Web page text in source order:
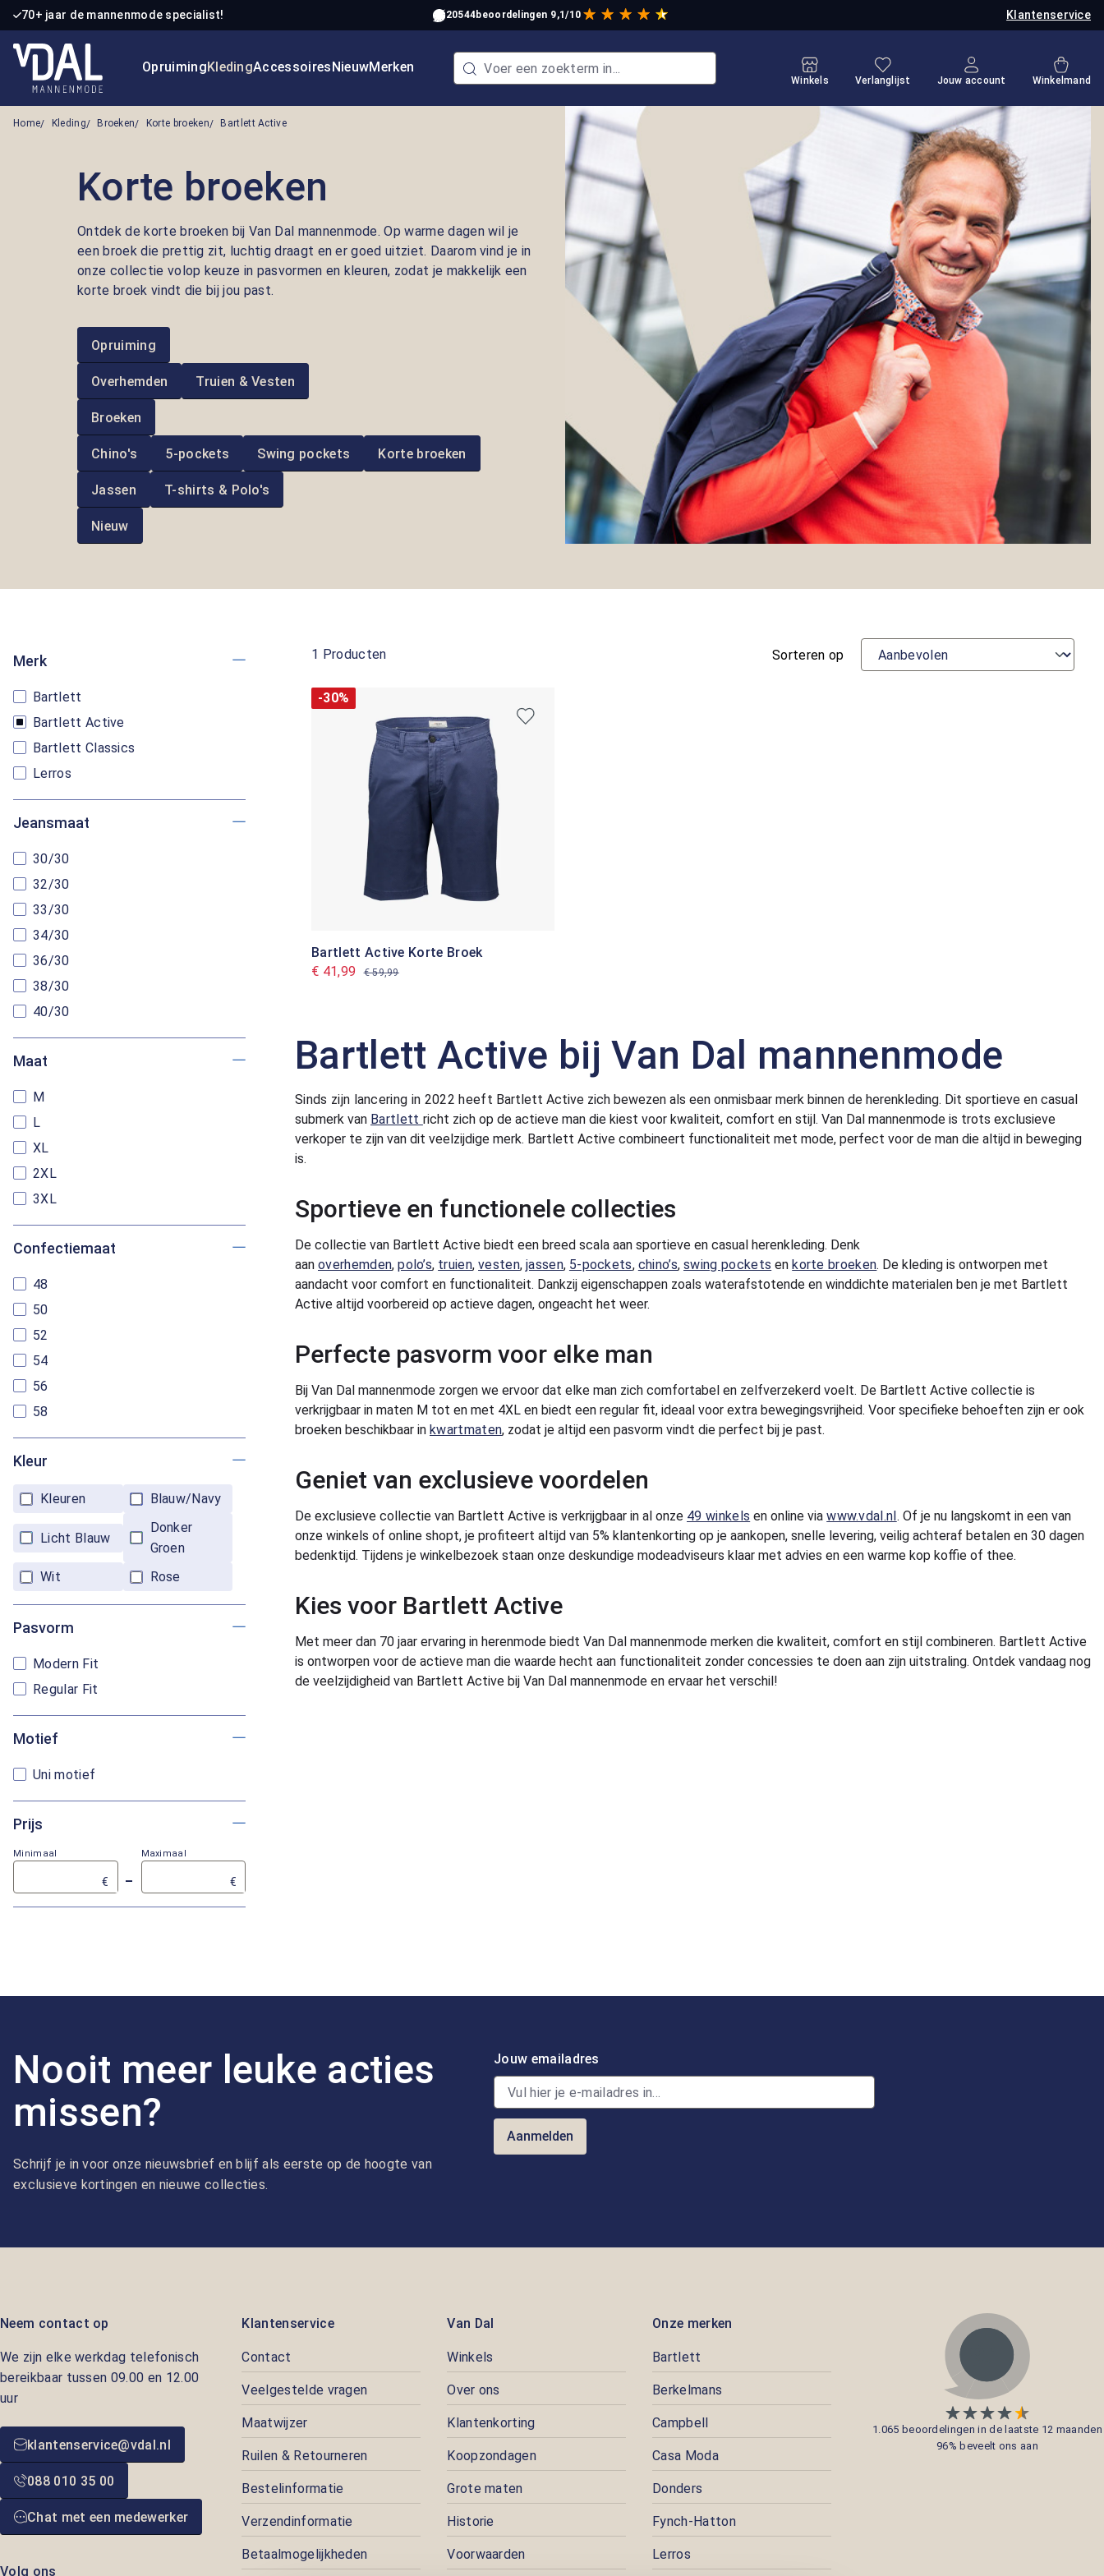
de hoofdinhoud
Ga naar de zoekopdracht
Ga naar de hoofdnavigatie
70+ jaar de mannenmode specialist! Klantenservice
20544beoordelingen 9,1/10
OpruimingKledingAccessoiresNieuwMerken
Winkels
Je hebt 0 items op je verlanglijstje
Verlanglijst Jouw account Winkelmand
Home Kleding Broeken Korte broeken Bartlett Active
Korte broeken
Ontdek de korte broeken bij Van Dal mannenmode. Op warme dagen wil je
een broek die prettig zit, luchtig draagt en er goed uitziet. Daarom vind je in
onze collectie volop keuze in pasvormen en kleuren, zodat je makkelijk een
korte broek vindt die bij jou past.
Opruiming
Overhemden Truien & Vesten
Broeken
Chino's 5-pockets Swing pockets Korte broeken
Jassen T-shirts & Polo's
Nieuw
Merk
Bartlett
Bartlett Active
Bartlett Classics
Lerros
Jeansmaat
30/30
32/30
33/30
34/30
36/30
38/30
40/30
Maat
M
L
XL
2XL
3XL
Confectiemaat
48
50
52
54
56
58
Kleur
Kleuren Blauw/Navy
Licht Blauw
Donker
Groen
Wit
Rose
Pasvorm
Modern Fit
Regular Fit
Motief
Uni motief
Prijs
Minimaal
€ –
Maximaal
€
1 Producten Sorteren op
-30%
Bartlett Active Korte Broek
€ 41,99
€ 59,99
Bartlett Active bij Van Dal mannenmode
Sinds zijn lancering in 2022 heeft Bartlett Active zich bewezen als een onmisbaar merk binnen de herenkleding. Dit sportieve en casual
submerk van Bartlett richt zich op de actieve man die kiest voor kwaliteit, comfort en stijl. Van Dal mannenmode is trots exclusieve
verkoper te zijn van dit veelzijdige merk. Bartlett Active combineert functionaliteit met mode, perfect voor de man die altijd in beweging
is.
Sportieve en functionele collecties
De collectie van Bartlett Active biedt een breed scala aan sportieve en casual herenkleding. Denk
aan overhemden,polo’s, truien,vesten, jassen, 5-pockets, chino’s,swing pockets en korte broeken. De kleding is ontworpen met
aandacht voor comfort en functionaliteit. Dankzij eigenschappen zoals waterafstotende en winddichte materialen ben je met Bartlett
Active altijd voorbereid op actieve dagen, ongeacht het weer.
Perfecte pasvorm voor elke man
Bij Van Dal mannenmode zorgen we ervoor dat elke man zich comfortabel en zelfverzekerd voelt. De Bartlett Active collectie is
verkrijgbaar in maten M tot en met 4XL en biedt een regular fit, ideaal voor extra bewegingsvrijheid. Voor specifieke behoeften zijn er ook
broeken beschikbaar in kwartmaten, zodat je altijd een pasvorm vindt die perfect bij je past.
Geniet van exclusieve voordelen
De exclusieve collectie van Bartlett Active is verkrijgbaar in al onze 49 winkels en online viawww.vdal.nl . Of je nu langskomt in een van
onze winkels of online shopt, je profiteert altijd van 5% klantenkorting op je aankopen, snelle levering, veilig achteraf betalen en 30 dagen
bedenktijd. Tijdens je winkelbezoek staan onze deskundige modeadviseurs klaar met advies en een warme kop koffie of thee.
Kies voor Bartlett Active
Met meer dan 70 jaar ervaring in herenmode biedt Van Dal mannenmode merken die kwaliteit, comfort en stijl combineren. Bartlett Active
is ontworpen voor de actieve man die waarde hecht aan functionaliteit zonder concessies te doen aan zijn uitstraling. Ontdek vandaag nog
de veelzijdigheid van Bartlett Active bij Van Dal mannenmode en ervaar het verschil!
Nooit meer leuke acties
missen?
Schrijf je in voor onze nieuwsbrief en blijf als eerste op de hoogte van
exclusieve kortingen en nieuwe collecties.
Jouw emailadres
Aanmelden
Neem contact op
We zijn elke werkdag telefonisch
bereikbaar tussen 09.00 en 12.00
uur
klantenservice@vdal.nl
088 010 35 00
Chat met een medewerker
Volg ons
Klantenservice
Contact
Veelgestelde vragen
Maatwijzer
Ruilen & Retourneren
Bestelinformatie
Verzendinformatie
Betaalmogelijkheden
Van Dal
Winkels
Over ons
Klantenkorting
Koopzondagen
Grote maten
Historie
Voorwaarden
Onze merken
Bartlett
Berkelmans
Campbell
Casa Moda
Donders
Fynch-Hatton
Lerros
1.065 beoordelingen in de laatste 12 maanden
96% beveelt ons aan